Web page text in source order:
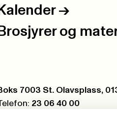
Kalender ->
Brosjyrer og
7003 St. Olavsplass,
23 06 40 00